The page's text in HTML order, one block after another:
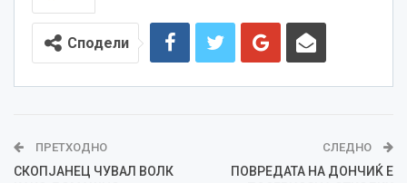
Сподели
ПРЕТХОДНО
СКОПЈАНЕЦ ЧУВАЛ ВОЛК
СЛЕДНО
ПОВРЕДАТА НА ДОНЧИЌ Е